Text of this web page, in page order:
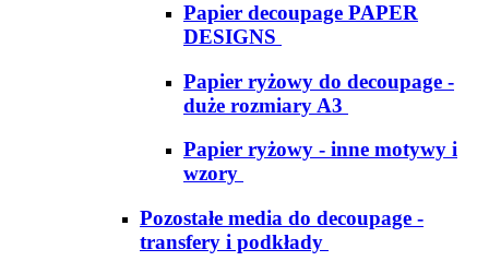
Papier decoupage PAPER
DESIGNS
Papier ryżowy do decoupage -
duże rozmiary A3
Papier ryżowy - inne motywy i
wzory
Pozostałe media do decoupage -
transfery i podkłady